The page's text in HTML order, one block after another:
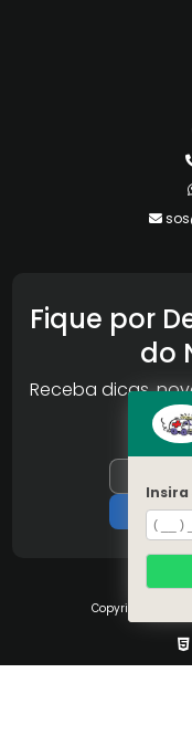
Fique por
do
Receba dicas,
Copyright ©